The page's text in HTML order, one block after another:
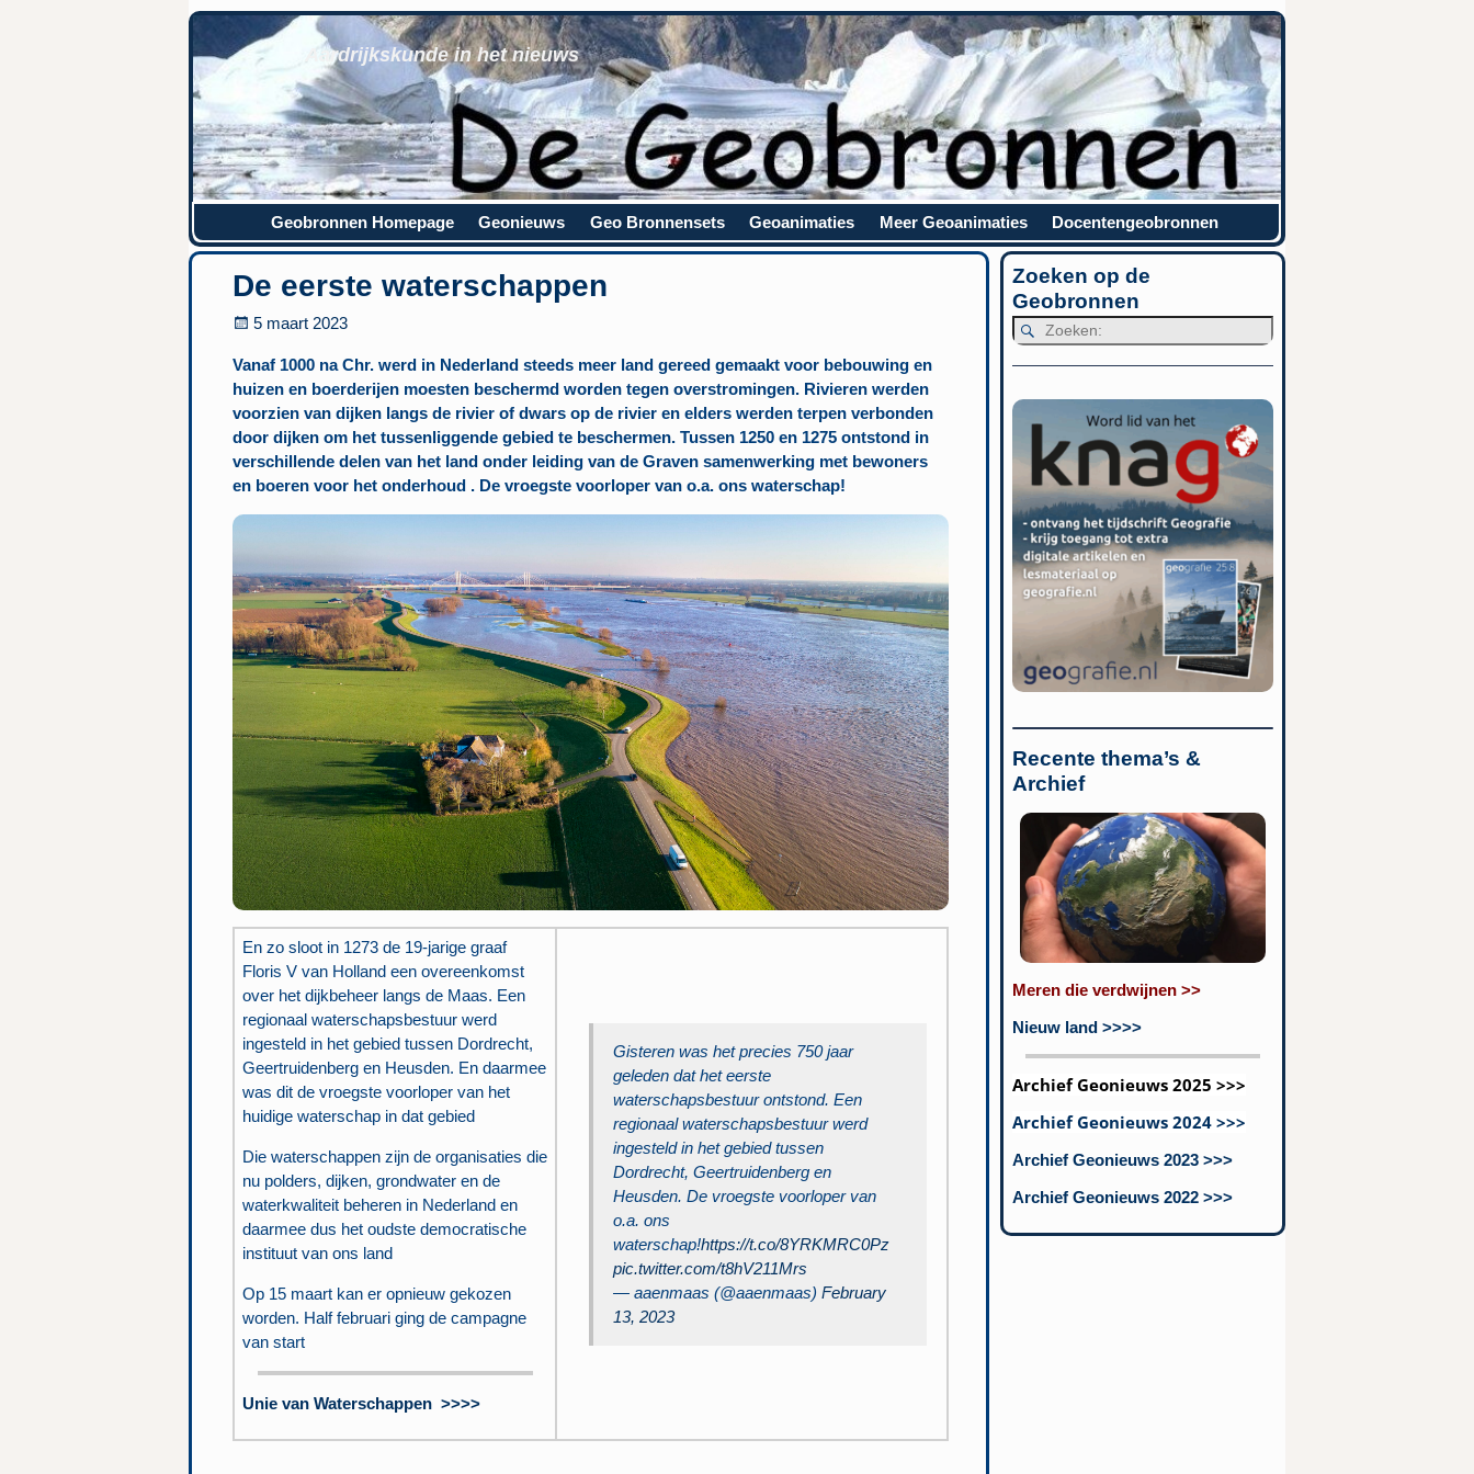
Aardrijkskunde in het nieuws
Geobronnen Homepage Geonieuws Geo Bronnensets Geoanimaties Meer Geoanimaties Docentengeobronnen
De eerste waterschappen
5 maart 2023
Vanaf 1000 na Chr. werd in Nederland steeds meer land gereed gemaakt voor bebouwing en
huizen en boerderijen moesten beschermd worden tegen overstromingen. Rivieren werden
voorzien van dijken langs de rivier of dwars op de rivier en elders werden terpen verbonden
door dijken om het tussenliggende gebied te beschermen. Tussen 1250 en 1275 ontstond in
verschillende delen van het land onder leiding van de Graven samenwerking met bewoners
en boeren voor het onderhoud . De vroegste voorloper van o.a. ons waterschap!
En zo sloot in 1273 de 19-jarige graaf
Floris V van Holland een overeenkomst
over het dijkbeheer langs de Maas. Een
regionaal waterschapsbestuur werd
ingesteld in het gebied tussen Dordrecht,
Geertruidenberg en Heusden. En daarmee
was dit de vroegste voorloper van het
huidige waterschap in dat gebied
Die waterschappen zijn de organisaties die
nu polders, dijken, grondwater en de
waterkwaliteit beheren in Nederland en
daarmee dus het oudste democratische
instituut van ons land
Op 15 maart kan er opnieuw gekozen
worden. Half februari ging de campagne
van start
Unie van Waterschappen >>>>
Gisteren was het precies 750 jaar
geleden dat het eerste
waterschapsbestuur ontstond. Een
regionaal waterschapsbestuur werd
ingesteld in het gebied tussen
Dordrecht, Geertruidenberg en
Heusden. De vroegste voorloper van
o.a. ons
waterschap!https://t.co/8YRKMRC0Pz
pic.twitter.com/t8hV211Mrs
— aaenmaas (@aaenmaas)February
13, 2023
Zoeken op de
Geobronnen
Recente thema’s &
Archief
Meren die verdwijnen >>
Nieuw land >>>>
Archief Geonieuws 2025 >>>
Archief Geonieuws 2024 >>>
Archief Geonieuws 2023 >>>
Archief Geonieuws 2022 >>>